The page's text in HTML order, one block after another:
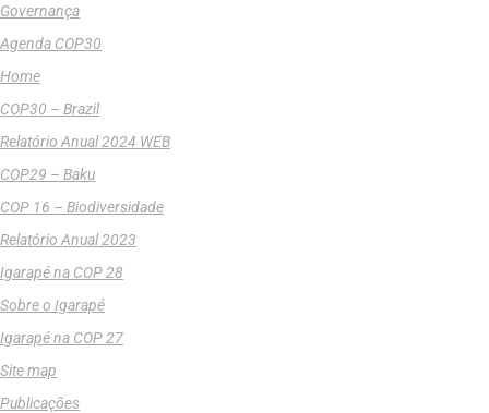
Governança
Agenda COP30
Home
COP30 – Brazil
Relatório Anual 2024 WEB
COP29 – Baku
COP 16 – Biodiversidade
Relatório Anual 2023
Igarapé na COP 28
Sobre o Igarapé
Igarapé na COP 27
Site map
Publicações